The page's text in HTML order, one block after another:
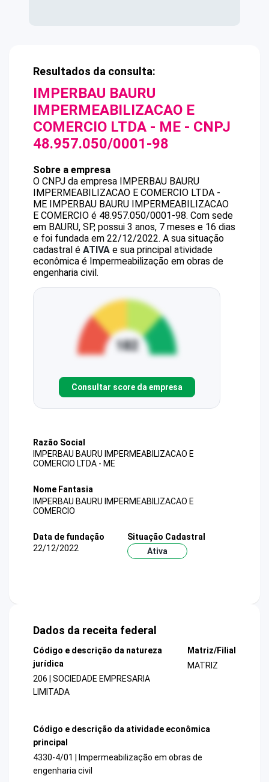
Resultados da consulta:
IMPERBAU BAURU
IMPERMEABILIZACAO E
COMERCIO LTDA - ME - CNPJ
48.957.050/0001-98
Sobre a empresa
O CNPJ da empresa IMPERBAU BAURU
IMPERMEABILIZACAO E COMERCIO LTDA -
ME IMPERBAU BAURU IMPERMEABILIZACAO
E COMERCIO é 48.957.050/0001-98. Com sede
em BAURU, SP, possui 3 anos, 7 meses e 16 dias
e foi fundada em 22/12/2022. A sua situação
cadastral é ATIVA e sua principal atividade
econômica é Impermeabilização em obras de
engenharia civil.
Consultar score da empresa
Razão Social
IMPERBAU BAURU IMPERMEABILIZACAO E
COMERCIO LTDA - ME
Nome Fantasia
IMPERBAU BAURU IMPERMEABILIZACAO E
COMERCIO
Data de fundação
22/12/2022
Situação Cadastral
Ativa
Dados da receita federal
Código e descrição da natureza
jurídica
206 | SOCIEDADE EMPRESARIA
LIMITADA
Matriz/Filial
MATRIZ
Código e descrição da atividade econômica
principal
4330-4/01 | Impermeabilização em obras de
engenharia civil